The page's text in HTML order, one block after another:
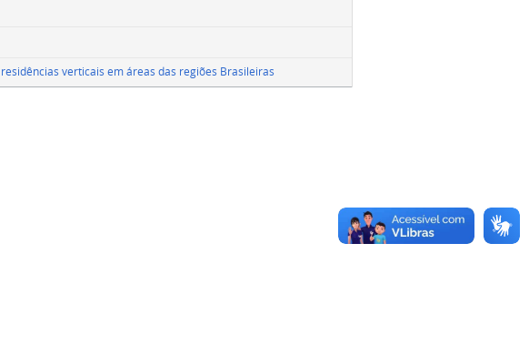
verticais em áreas das regiões Brasileiras